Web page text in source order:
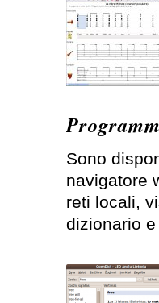
Sono
navigatore
reti locali,
dizionario